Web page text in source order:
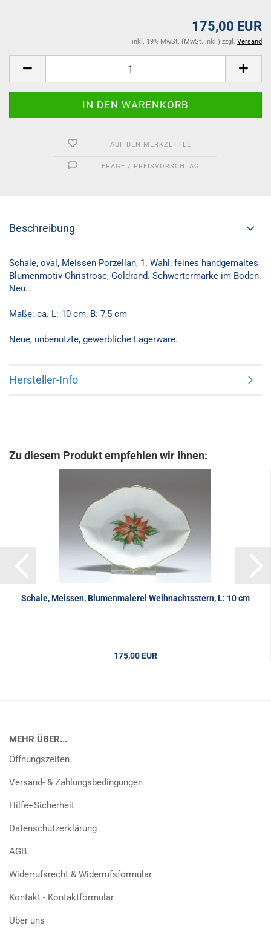
175,00 EUR
inkl. 19% MwSt. (MwSt. inkl.) zzgl. Versand
AUF DEN MERKZETTEL
FRAGE / PREISVORSCHLAG
Beschreibung
Schale, oval, Meissen Porzellan, 1. Wahl, feines handgemaltes
Blumenmotiv Christrose, Goldrand. Schwertermarke im Boden.
Neu.
Maße: ca. L: 10 cm, B: 7,5 cm
Neue, unbenutzte, gewerbliche Lagerware.
Hersteller-Info
Zu diesem Produkt empfehlen wir Ihnen:
Schale, Meissen, Blumenmalerei Weihnachtsstern, L: 10 cm
175,00 EUR
MEHR ÜBER...
Öffnungszeiten
Versand- & Zahlungsbedingungen
Hilfe+Sicherheit
Datenschutzerklärung
AGB
Widerrufsrecht & Widerrufsformular
Kontakt - Kontaktformular
Über uns